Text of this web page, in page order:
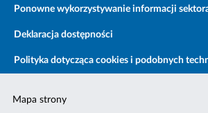
Ponowne wykorzystywanie informacji
Deklaracja dostępności
Polityka dotycząca cookies i podobnych
Mapa strony